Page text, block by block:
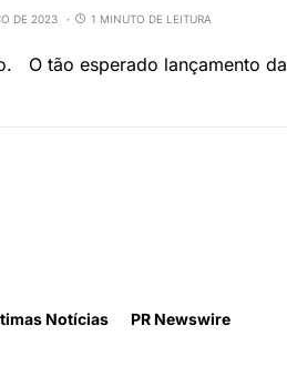
DE 2023 1 MINUTO DE LEITURA
O tão esperado lançamento da
Notícias PR Newswire